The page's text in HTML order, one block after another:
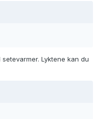
Lyktene kan du